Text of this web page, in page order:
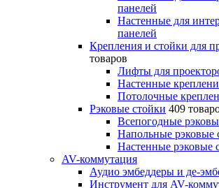
панелей
Настенные для
панелей
Крепления и стойки для
товаров
Лифты для
Настенные
Потолочные
Рэковые стойки 409
Всепогодные
Напольные рэковые
Настенные рэковые
AV-коммутация
Аудио эмбеддеры и де-
Инструмент для AV-